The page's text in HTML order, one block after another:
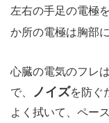
左右の手足の電極を
か所の電極は胸部
心臓の電気のフレ
で、
ノイズを防ぐ
よく拭いて、ペー